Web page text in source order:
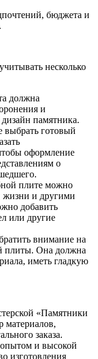
бюджета и
несколько
должна
и
памятника.
готовый
оформление
о
плите можно
жизни и другими
добавить
или другие
внимание на
плиты. Она должна
иметь гладкую
«Памятники
материалов,
заказа.
и высокой
изготовления